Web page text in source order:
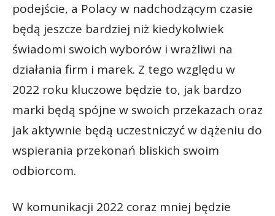
podejście, a Polacy w nadchodzącym czasie
będą jeszcze bardziej niż kiedykolwiek
świadomi swoich wyborów i wrażliwi na
działania firm i marek. Z tego względu w
2022 roku kluczowe będzie to, jak bardzo
marki będą spójne w swoich przekazach oraz
jak aktywnie będą uczestniczyć w dążeniu do
wspierania przekonań bliskich swoim
odbiorcom.
W komunikacji 2022 coraz mniej będzie